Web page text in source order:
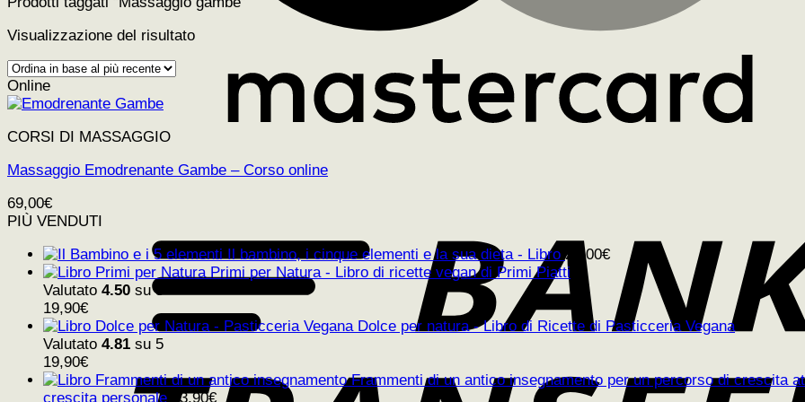
Visualizzazione del risultato
Online
CORSI DI MASSAGGIO
Massaggio Emodrenante Gambe – Corso online
69,00€
PIÙ VENDUTI
Il bambino, i cinque elementi e la sua dieta - Libro 25,00€
Primi per Natura - Libro di ricette vegan di Primi Piatti
Valutato 4.50 su 5
19,90€
Dolce per natura - Libro di Ricette di Pasticceria Vegana
Valutato 4.81 su 5
19,90€
Frammenti di un antico insegnamento per un percorso di crescita
crescita personale
13,90€